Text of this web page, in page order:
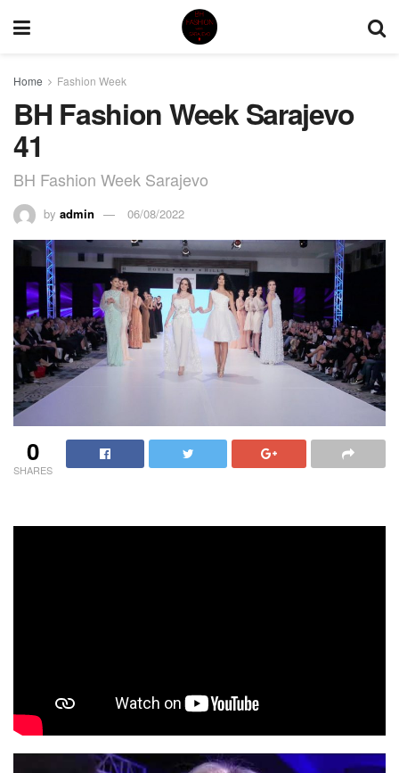
Home Fashion Week
BH Fashion Week Sarajevo
41
BH Fashion Week Sarajevo
by admin 06/08/2022
0
SHARES